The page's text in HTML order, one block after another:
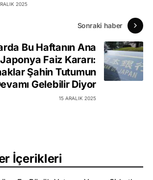
2025
Sonraki haber
Bu Haftanın Ana
Faiz Kararı:
Şahin Tutumun
Gelebilir Diyor
15 ARALIK 2025
İçerikleri